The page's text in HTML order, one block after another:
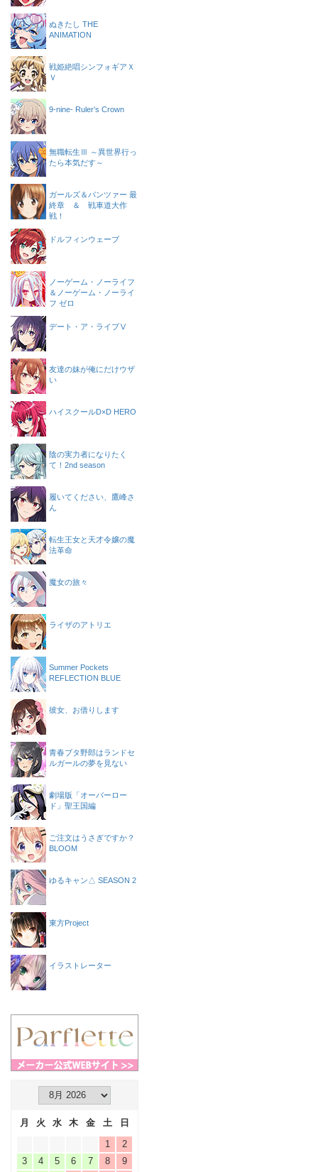
ぬきたし THE
ANIMATION
戦姫絶唱シンフォギアＸ
Ｖ
9-nine- Ruler’s Crown
無職転生Ⅲ ～異世界行っ
たら本気だす～
ガールズ＆パンツァー 最
終章 ＆ 戦車道大作
戦！
ドルフィンウェーブ
ノーゲーム・ノーライフ
＆ノーゲーム・ノーライ
フ ゼロ
デート・ア・ライブⅤ
友達の妹が俺にだけウザ
い
ハイスクールD×D HERO
陰の実力者になりたく
て！2nd season
履いてください、鷹峰さ
ん
転生王女と天才令嬢の魔
法革命
魔女の旅々
ライザのアトリエ
Summer Pockets
REFLECTION BLUE
彼女、お借りします
青春ブタ野郎はランドセ
ルガールの夢を見ない
劇場版「オーバーロー
ド」聖王国編
ご注文はうさぎですか？
BLOOM
ゆるキャン△ SEASON 2
東方Project
イラストレーター
月 火 水 木 金 土
日
1
2
3
4 5 6 7 8
9